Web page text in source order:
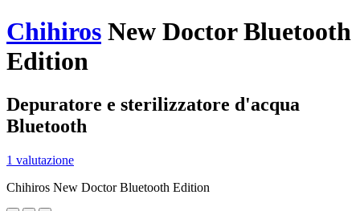
Chihiros New Doctor Bluetooth
Edition
Depuratore e sterilizzatore d'acqua
Bluetooth
1 valutazione
Chihiros New Doctor Bluetooth Edition